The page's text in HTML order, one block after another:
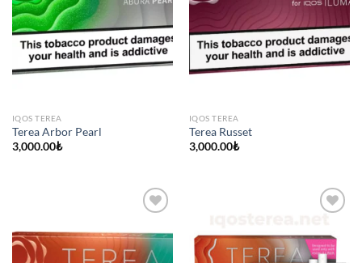
IQOS TEREA
Terea Arbor Pearl
3,000.00₺
IQOS TEREA
Terea Russet
3,000.00₺